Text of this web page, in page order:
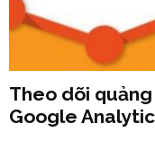
Theo dõi
Google